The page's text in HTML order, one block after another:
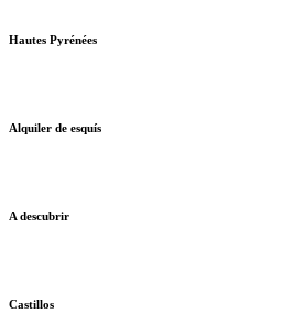
Hautes Pyrénées
Alquiler de esquís
A descubrir
Castillos